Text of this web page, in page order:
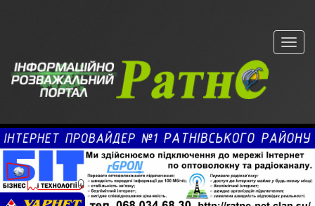
Меню